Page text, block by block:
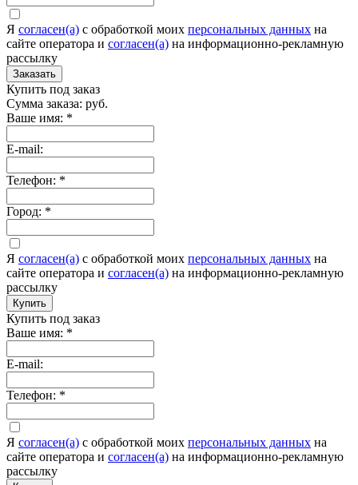
Я согласен(а) c обработкой моих персональных данных на
сайте оператора и согласен(а) на информационно-рекламную
рассылку
Заказать
Купить под заказ
Сумма заказа: руб.
Ваше имя: *
E-mail:
Телефон: *
Город: *
Я согласен(а) c обработкой моих персональных данных на
сайте оператора и согласен(а) на информационно-рекламную
рассылку
Купить
Купить под заказ
Ваше имя: *
E-mail:
Телефон: *
Я согласен(а) c обработкой моих персональных данных на
сайте оператора и согласен(а) на информационно-рекламную
рассылку